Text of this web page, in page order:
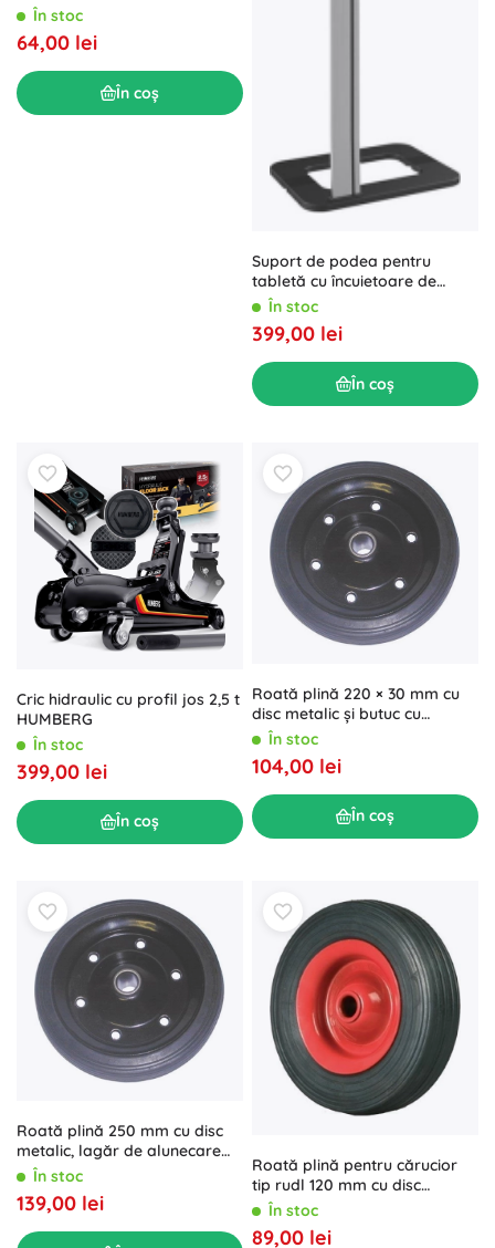
În stoc
64,00 lei
În coș
Suport de podea pentru
tabletă cu încuietoare de
siguranță 9.7–10.1"
În stoc
399,00 lei
În coș
Cric hidraulic cu profil jos 2,5 t
HUMBERG
În stoc
399,00 lei
În coș
Roată plină 220 × 30 mm cu
disc metalic și butuc cu
alunecare
În stoc
104,00 lei
În coș
Roată plină 250 mm cu disc
metalic, lagăr de alunecare
(butuc 20 mm)
În stoc
139,00 lei
Roată plină pentru cărucior
tip rudl 120 mm cu disc
metalic și butuc glisant 12 mm
În stoc
89,00 lei